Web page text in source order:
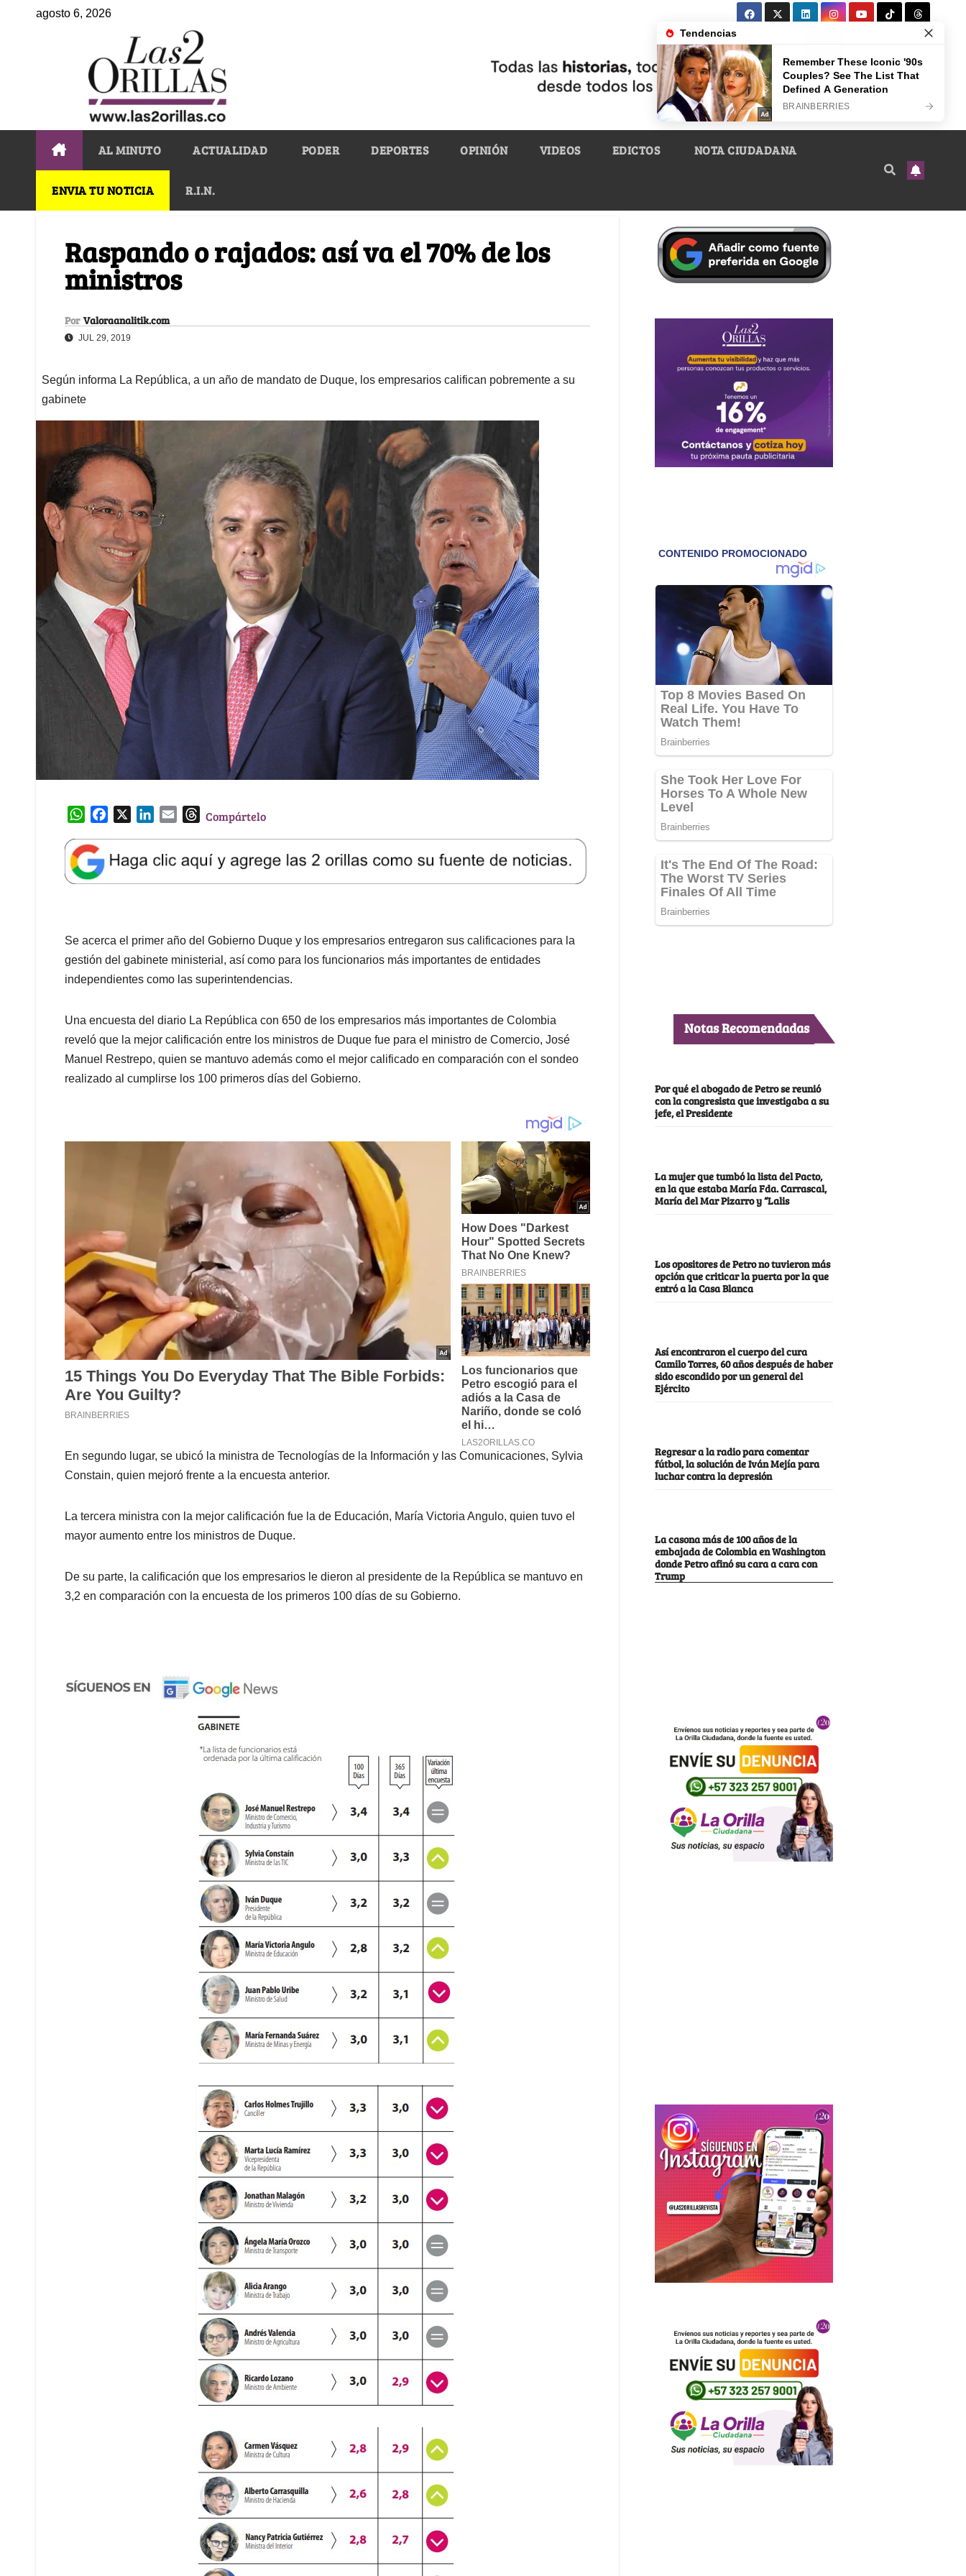
agosto 6, 2026
AL MINUTO ACTUALIDAD PODER DEPORTES OPINIÓN VIDEOS EDICTOS NOTA CIUDADANA
ENVIA TU NOTICIA R.I.N.
Raspando o rajados: así va el 70% de los
ministros
Por Valoraanalitik.com
JUL 29, 2019
Según informa La República, a un año de mandato de Duque, los empresarios califican pobremente a su
gabinete
W
a
t
s
p
e
b
k
k
e
n
l
T
e
a
Compártelo
Se acerca el primer año del Gobierno Duque y los empresarios entregaron sus calificaciones para la
gestión del gabinete ministerial, así como para los funcionarios más importantes de entidades
independientes como las superintendencias.
Una encuesta del diario La República con 650 de los empresarios más importantes de Colombia
reveló que la mejor calificación entre los ministros de Duque fue para el ministro de Comercio, José
Manuel Restrepo, quien se mantuvo además como el mejor calificado en comparación con el sondeo
realizado al cumplirse los 100 primeros días del Gobierno.
En segundo lugar, se ubicó la ministra de Tecnologías de la Información y las Comunicaciones, Sylvia
Constain, quien mejoró frente a la encuesta anterior.
La tercera ministra con la mejor calificación fue la de Educación, María Victoria Angulo, quien tuvo el
mayor aumento entre los ministros de Duque.
De su parte, la calificación que los empresarios le dieron al presidente de la República se mantuvo en
3,2 en comparación con la encuesta de los primeros 100 días de su Gobierno.
Notas Recomendadas
Por qué el abogado de Petro se reunió
con la congresista que investigaba a su
jefe, el Presidente
La mujer que tumbó la lista del Pacto,
en la que estaba María Fda. Carrascal,
María del Mar Pizarro y “Lalis
Los opositores de Petro no tuvieron más
opción que criticar la puerta por la que
entró a la Casa Blanca
Así encontraron el cuerpo del cura
Camilo Torres, 60 años después de haber
sido escondido por un general del
Ejército
Regresar a la radio para comentar
fútbol, la solución de Iván Mejía para
luchar contra la depresión
La casona más de 100 años de la
embajada de Colombia en Washington
donde Petro afinó su cara a cara con
Trump